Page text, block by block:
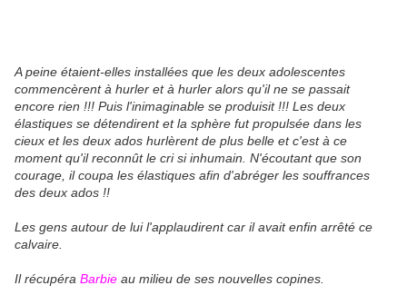
A peine étaient-elles installées que les deux adolescentes
commencèrent à hurler et à hurler alors qu'il ne se passait
encore rien !!! Puis l'inimaginable se produisit !!! Les deux
élastiques se détendirent et la sphère fut propulsée dans les
cieux et les deux ados hurlèrent de plus belle et c'est à ce
moment qu'il reconnût le cri si inhumain. N'écoutant que son
courage, il coupa les élastiques afin d'abréger les souffrances
des deux ados !!
Les gens autour de lui l'applaudirent car il avait enfin arrêté ce
calvaire.
Il récupéra Barbie au milieu de ses nouvelles copines.